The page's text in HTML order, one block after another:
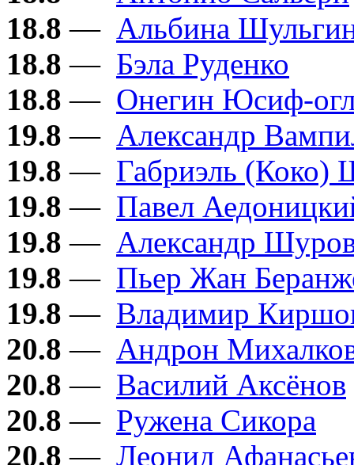
18.8 — Альбина
18.8 — Бэла Руденко
18.8 — Онегин Юсиф-
19.8 — Александр
19.8 — Габриэль (Коко)
19.8 — Павел
19.8 — Александр
19.8 — Пьер Жан
19.8 — Владимир
20.8 — Андрон
20.8 — Василий Аксёнов
20.8 — Ружена Сикора
20.8 — Леонид